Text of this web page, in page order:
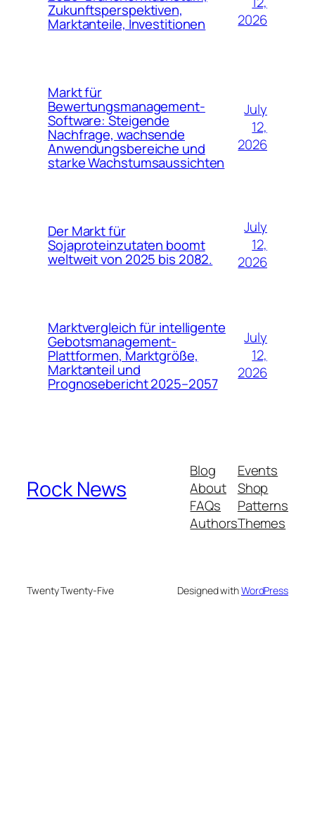
Zukunftsperspektiven,
Marktanteile, Investitionen
2026
Markt für
Bewertungsmanagement-
Software: Steigende
Nachfrage, wachsende
Anwendungsbereiche und
starke Wachstumsaussichten
July
12,
2026
Der Markt für
Sojaproteinzutaten boomt
weltweit von 2025 bis 2082.
July
12,
2026
Marktvergleich für intelligente
Gebotsmanagement-
Plattformen, Marktgröße,
Marktanteil und
Prognosebericht 2025–2057
July
12,
2026
Rock News
Blog
About
FAQs
Authors
Events
Shop
Patterns
Themes
Twenty Twenty-Five Designed withWordPress